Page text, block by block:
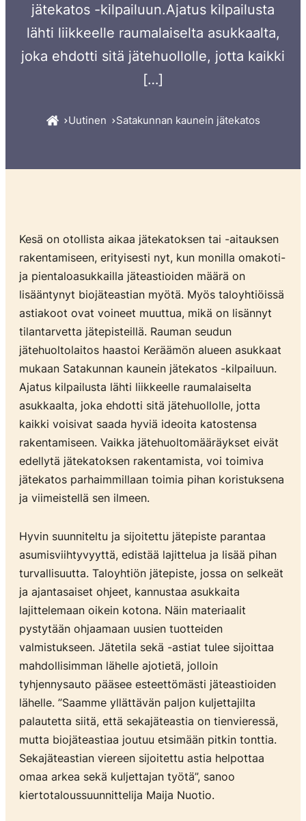
jätekatos -kilpailuun.Ajatus kilpailusta
lähti liikkeelle raumalaiselta asukkaalta,
joka ehdotti sitä jätehuollolle, jotta kaikki
[…]
Uutinen Satakunnan kaunein jätekatos
Kesä on otollista aikaa jätekatoksen tai -aitauksen
rakentamiseen, erityisesti nyt, kun monilla omakoti-
ja pientaloasukkailla jäteastioiden määrä on
lisääntynyt biojäteastian myötä. Myös taloyhtiöissä
astiakoot ovat voineet muuttua, mikä on lisännyt
tilantarvetta jätepisteillä. Rauman seudun
jätehuoltolaitos haastoi Keräämön alueen asukkaat
mukaan Satakunnan kaunein jätekatos -kilpailuun.
Ajatus kilpailusta lähti liikkeelle raumalaiselta
asukkaalta, joka ehdotti sitä jätehuollolle, jotta
kaikki voisivat saada hyviä ideoita katostensa
rakentamiseen. Vaikka jätehuoltomääräykset eivät
edellytä jätekatoksen rakentamista, voi toimiva
jätekatos parhaimmillaan toimia pihan koristuksena
ja viimeistellä sen ilmeen.
Hyvin suunniteltu ja sijoitettu jätepiste parantaa
asumisviihtyvyyttä, edistää lajittelua ja lisää pihan
turvallisuutta. Taloyhtiön jätepiste, jossa on selkeät
ja ajantasaiset ohjeet, kannustaa asukkaita
lajittelemaan oikein kotona. Näin materiaalit
pystytään ohjaamaan uusien tuotteiden
valmistukseen. Jätetila sekä -astiat tulee sijoittaa
mahdollisimman lähelle ajotietä, jolloin
tyhjennysauto pääsee esteettömästi jäteastioiden
lähelle. ”Saamme yllättävän paljon kuljettajilta
palautetta siitä, että sekajäteastia on tienvieressä,
mutta biojäteastiaa joutuu etsimään pitkin tonttia.
Sekajäteastian viereen sijoitettu astia helpottaa
omaa arkea sekä kuljettajan työtä”, sanoo
kiertotaloussuunnittelija Maija Nuotio.